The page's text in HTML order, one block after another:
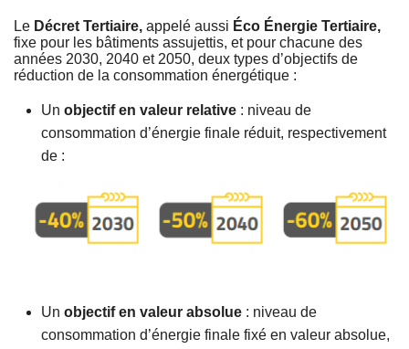
Le Décret Tertiaire, appelé aussi Éco Énergie Tertiaire,
fixe pour les bâtiments assujettis, et pour chacune des
années 2030, 2040 et 2050, deux types d’objectifs de
réduction de la consommation énergétique :
Un objectif en valeur relative : niveau de
consommation d’énergie finale réduit, respectivement
de :
Un objectif en valeur absolue : niveau de
consommation d’énergie finale fixé en valeur absolue,